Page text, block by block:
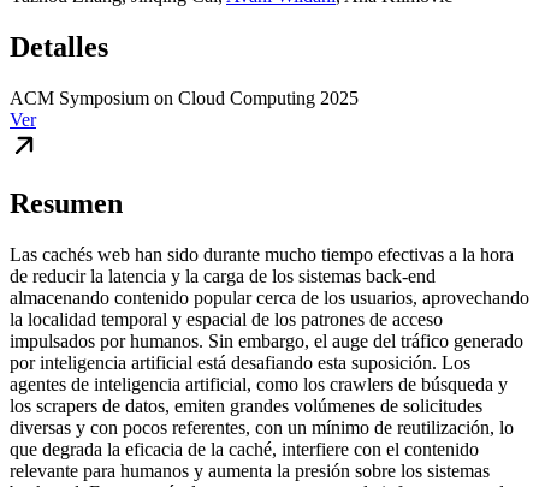
Detalles
ACM Symposium on Cloud Computing 2025
Ver
Resumen
Las cachés web han sido durante mucho tiempo efectivas a la hora
de reducir la latencia y la carga de los sistemas back-end
almacenando contenido popular cerca de los usuarios, aprovechando
la localidad temporal y espacial de los patrones de acceso
impulsados por humanos. Sin embargo, el auge del tráfico generado
por inteligencia artificial está desafiando esta suposición. Los
agentes de inteligencia artificial, como los crawlers de búsqueda y
los scrapers de datos, emiten grandes volúmenes de solicitudes
diversas y con pocos referentes, con un mínimo de reutilización, lo
que degrada la eficacia de la caché, interfiere con el contenido
relevante para humanos y aumenta la presión sobre los sistemas